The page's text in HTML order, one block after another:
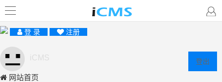
登 录 注册
登出
网站首页